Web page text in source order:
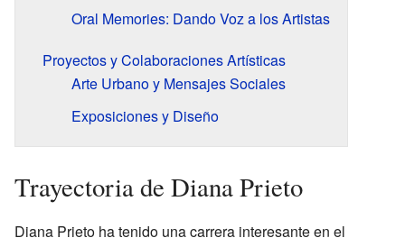
Oral Memories: Dando Voz a los Artistas
Proyectos y Colaboraciones Artísticas
Arte Urbano y Mensajes Sociales
Exposiciones y Diseño
Trayectoria de Diana Prieto
Diana Prieto ha tenido una carrera interesante en el